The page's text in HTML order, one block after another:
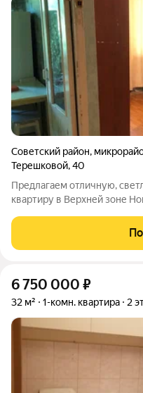
Советский район,
Терешковой,40
Предлагаем отличную,
квартиру в Верхней зоне
место. В шаговой
Академгородка (ТЦ),
6 750 000 ₽
32 м² 1-комн. квартира 2